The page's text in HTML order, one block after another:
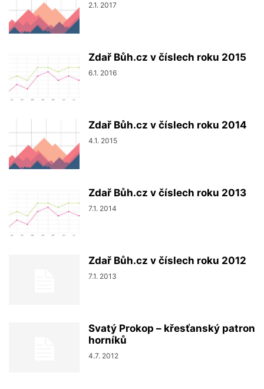
2.1. 2017
Zdař Bůh.cz v číslech roku 2015
6.1. 2016
Zdař Bůh.cz v číslech roku 2014
4.1. 2015
Zdař Bůh.cz v číslech roku 2013
7.1. 2014
Zdař Bůh.cz v číslech roku 2012
7.1. 2013
Svatý Prokop – křesťanský patron
horníků
4.7. 2012